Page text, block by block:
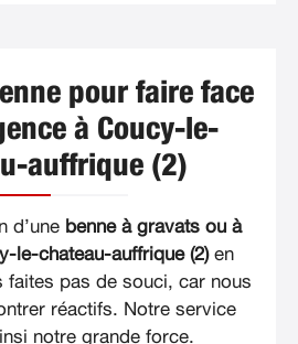
pour faire face
à Coucy-le-
auffrique (2)
d’une benne à gravats ou à
le-chateau-auffrique (2)en
faites pas de souci, car nous
réactifs. Notre service
notre grande force.